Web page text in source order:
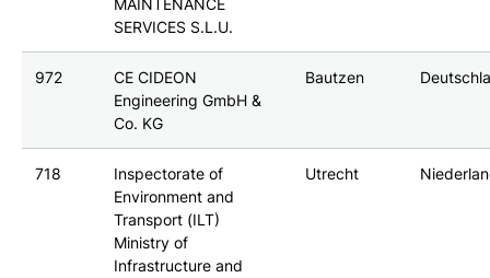
MAINTENANCE
SERVICES S.L.U.
972
CE CIDEON
Engineering GmbH &
Co. KG
Bautzen
718
Inspectorate of
Environment and
Transport (ILT)
Ministry of
Infrastructure and
Utrecht